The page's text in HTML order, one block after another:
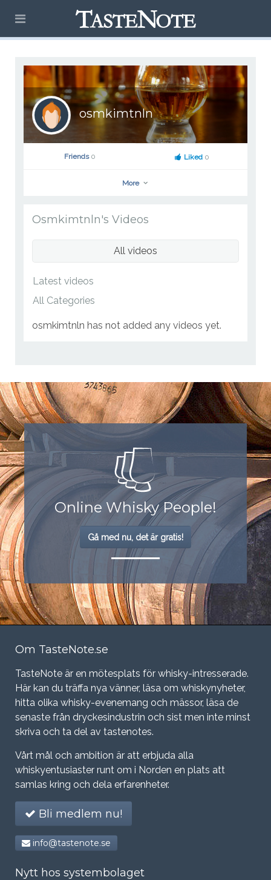
osmkimtnln
osmkimtnln
Add as Friend
Photos
Videos
Send Message
Friends 0 Liked 0
More
Osmkimtnln's Videos
All videos
osmkimtnln has not added any videos yet.
Online Whisky People!
Gå med nu, det är gratis!
Om TasteNote.se
TasteNote är en mötesplats för whisky-intresserade.
Här kan du träffa nya vänner, läsa om whiskynyheter,
hitta olika whisky-evenemang och mässor, läsa de
senaste från dryckesindustrin och sist men inte minst
skriva och ta del av tastenotes.
Vårt mål och ambition är att erbjuda alla
whiskyentusiaster runt om i Norden en plats att
samlas kring och dela erfarenheter.
Bli medlem nu!
info@tastenote.se
Nytt hos systembolaget